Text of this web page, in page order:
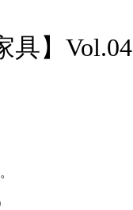
具】Vol.04